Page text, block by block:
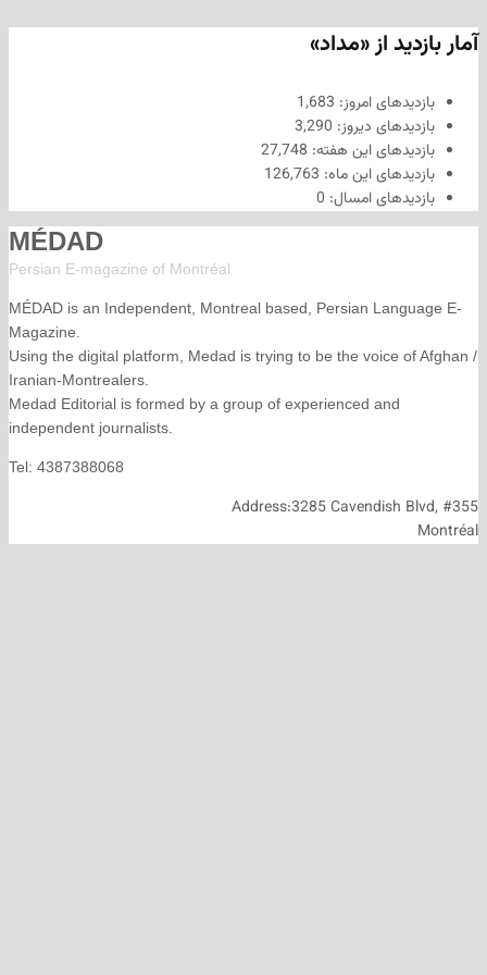
از «مداد»
امروز:1,683
دیروز:3,290
این هفته:27,748
این ماه:126,763
امسال:0
MÉDAD
Persian E-magazine of Montr
MÉDAD is an Independent, Montreal based, Persian
Using the digital platform, Medad is trying to be the
Iranian-Montrealers.
Medad Editorial is formed by a group of experienced and
independent journalists.
Tel: 4387388068
Address:3285